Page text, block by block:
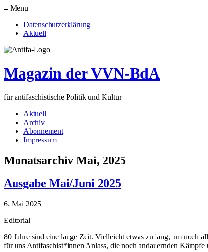
≡ Menu
Datenschutzerklärung
Aktuell
Magazin der VVN-BdA
für antifaschistische Politik und Kultur
Aktuell
Archiv
Abonnement
Impressum
Monatsarchiv Mai, 2025
Ausgabe Mai/Juni 2025
6. Mai 2025
Editorial
80 Jahre sind eine lange Zeit. Vielleicht etwas zu lang, um noch
für uns Antifaschist*innen Anlass, die noch andauernden